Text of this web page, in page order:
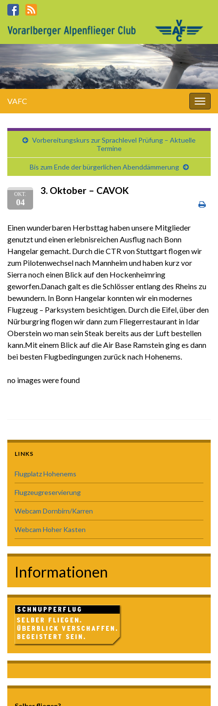
VAFC
Vorbereitungskurs zur Sprachlevel Prüfung – Aktuelle
Termine
Bis zum Ende der bürgerlichen Abenddämmerung
OKT.
04
3. Oktober – CAVOK
Einen wunderbaren Herbsttag haben unsere Mitglieder
genutzt und einen erlebnisreichen Ausflug nach Bonn
Hangelar gemacht. Durch die CTR von Stuttgart flogen wir
zum Pilotenwechsel nach Mannheim und haben kurz vor
Sierra noch einen Blick auf den Hockenheimring
geworfen.Danach galt es die Schlösser entlang des Rheins zu
bewundern. In Bonn Hangelar konnten wir ein modernes
Flugzeug – Parksystem besichtigen. Durch die Eifel, über den
Nürburgring flogen wir dann zum Fliegerrestaurant in Idar
Oberstein wo man sein Steak bereits aus der Luft bestellen
kann.Mit einem Blick auf die Air Base Ramstein ging es dann
bei besten Flugbedingungen zurück nach Hohenems.
no images were found
LINKS
Flugplatz Hohenems
Flugzeugreservierung
Webcam Dornbirn/Karren
Webcam Hoher Kasten
Informationen